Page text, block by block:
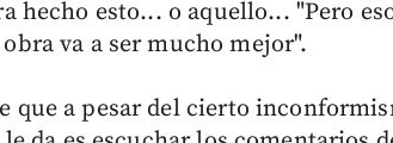
hecho esto... o aquello... "Pero
va a ser mucho mejor".
que a pesar del cierto